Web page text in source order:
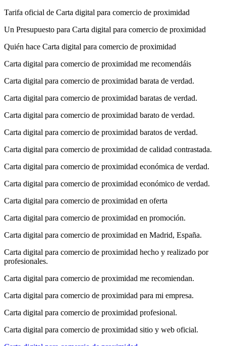
Tarifa oficial de Carta digital para comercio de proximidad
Un Presupuesto para Carta digital para comercio de proximidad
Quién hace Carta digital para comercio de proximidad
Carta digital para comercio de proximidad me recomendáis
Carta digital para comercio de proximidad barata de verdad.
Carta digital para comercio de proximidad baratas de verdad.
Carta digital para comercio de proximidad barato de verdad.
Carta digital para comercio de proximidad baratos de verdad.
Carta digital para comercio de proximidad de calidad contrastada.
Carta digital para comercio de proximidad económica de verdad.
Carta digital para comercio de proximidad económico de verdad.
Carta digital para comercio de proximidad en oferta
Carta digital para comercio de proximidad en promoción.
Carta digital para comercio de proximidad en Madrid, España.
Carta digital para comercio de proximidad hecho y realizado por
profesionales.
Carta digital para comercio de proximidad me recomiendan.
Carta digital para comercio de proximidad para mi empresa.
Carta digital para comercio de proximidad profesional.
Carta digital para comercio de proximidad sitio y web oficial.